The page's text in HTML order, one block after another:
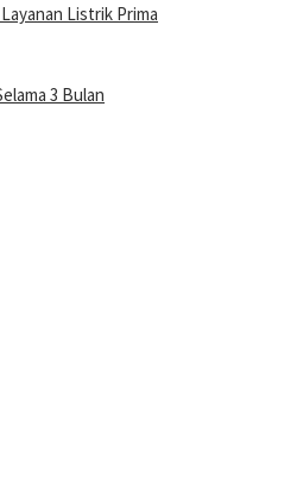
Listrik Prima
3 Bulan